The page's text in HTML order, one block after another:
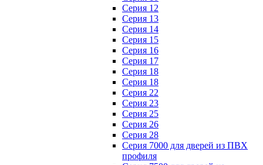
Серия 12
Серия 13
Серия 14
Серия 15
Серия 16
Серия 17
Серия 18
Серия 18
Серия 22
Серия 23
Серия 25
Серия 26
Серия 28
Серия 7000 для дверей из ПВХ
профиля